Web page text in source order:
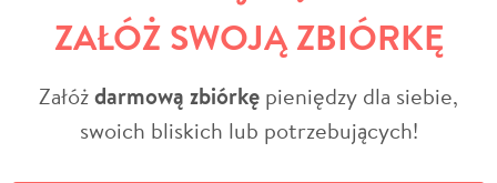
ZAŁÓŻ SWOJĄ ZBIÓRKĘ
Załóżdarmową zbiórkę pieniędzy dla siebie,
swoich bliskich lub potrzebujących!